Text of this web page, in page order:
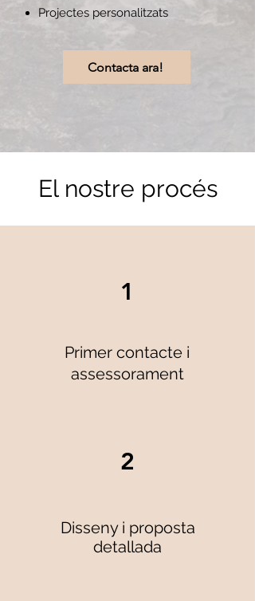
Projectes personalitzats
Contacta ara!
El nostre procés
1
Primer contacte i
assessorament
2
Disseny i proposta
detallada